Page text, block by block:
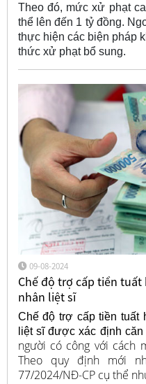
Theo đó, mức xử phạt
thể lên đến 1 tỷ đồng.
thực hiện các biện pháp
thức xử phạt bổ sung.
09-08-2024
Chế độ trợ cấp tiền
nhân liệt sĩ
Chế độ trợ cấp tiền tuất
liệt sĩ được xác định
người có công với cách
Theo quy định mới
77/2024/NĐ-CP cụ thể